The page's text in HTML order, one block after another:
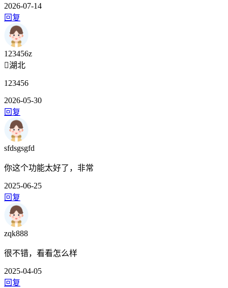
2026-07-14
回复
123456z
湖北
123456
2026-05-30
回复
sfdsgsgfd
你这个功能太好了，非常
2025-06-25
回复
zqk888
很不错，看看怎么样
2025-04-05
回复